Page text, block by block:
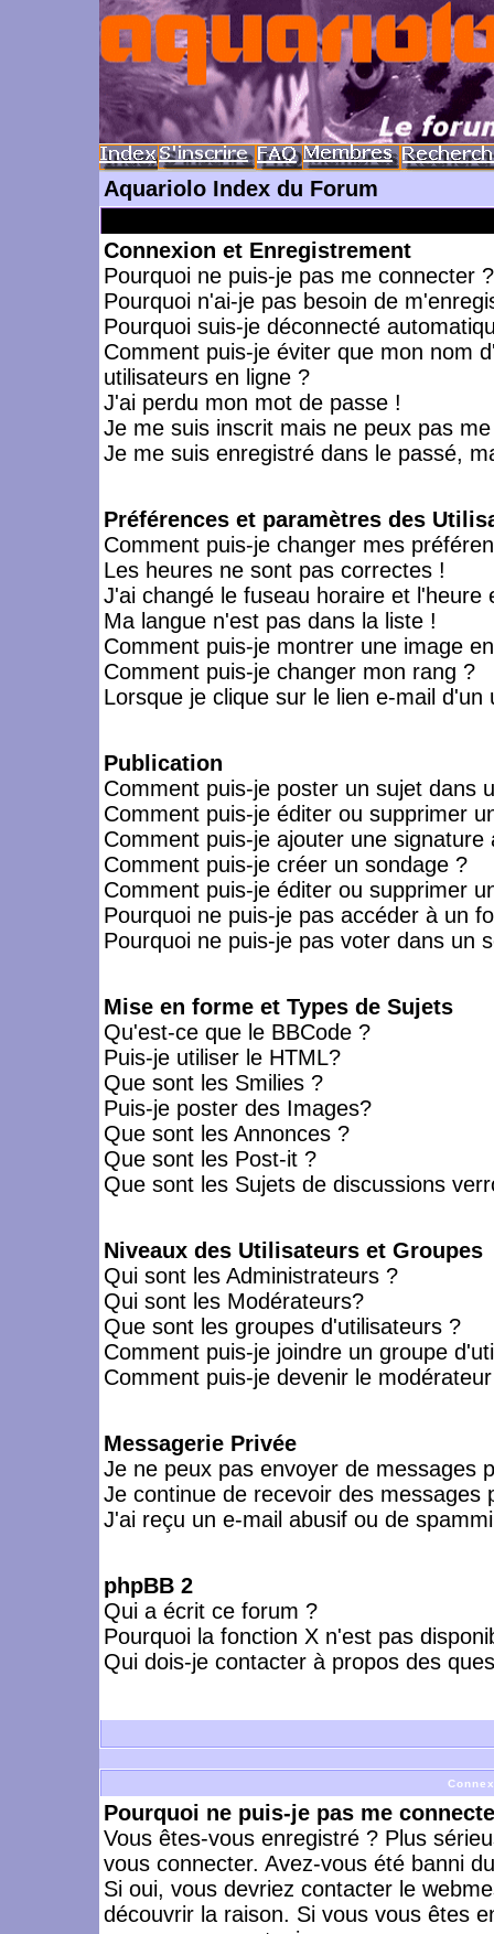
Aquariolo Index du Forum
Connexion et Enregistrement
Pourquoi ne puis-je pas me connecter ?
Pourquoi n'ai-je pas besoin de
Pourquoi suis-je déconnecté
Comment puis-je éviter que mon nom
utilisateurs en ligne ?
J'ai perdu mon mot de passe !
Je me suis inscrit mais ne peux pas
Je me suis enregistré dans le passé,
Préférences et paramètres des
Comment puis-je changer mes
Les heures ne sont pas correctes !
J'ai changé le fuseau horaire et l'heure
Ma langue n'est pas dans la liste !
Comment puis-je montrer une image
Comment puis-je changer mon rang ?
Lorsque je clique sur le lien e-mail
Publication
Comment puis-je poster un sujet dans
Comment puis-je éditer ou supprimer
Comment puis-je ajouter une signature
Comment puis-je créer un sondage ?
Comment puis-je éditer ou supprimer
Pourquoi ne puis-je pas accéder à un
Pourquoi ne puis-je pas voter dans un
Mise en forme et Types de Sujets
Qu'est-ce que le BBCode ?
Puis-je utiliser le HTML?
Que sont les Smilies ?
Puis-je poster des Images?
Que sont les Annonces ?
Que sont les Post-it ?
Que sont les Sujets de discussions
Niveaux des Utilisateurs et Groupes
Qui sont les Administrateurs ?
Qui sont les Modérateurs?
Que sont les groupes d'utilisateurs ?
Comment puis-je joindre un groupe
Comment puis-je devenir le
Messagerie Privée
Je ne peux pas envoyer de messages
Je continue de recevoir des messages
J'ai reçu un e-mail abusif ou de
phpBB 2
Qui a écrit ce forum ?
Pourquoi la fonction X n'est pas
Qui dois-je contacter à propos des
Pourquoi ne puis-je pas me
Vous êtes-vous enregistré ? Plus
vous connecter. Avez-vous été banni
Si oui, vous devriez contacter le
découvrir la raison. Si vous vous êtes